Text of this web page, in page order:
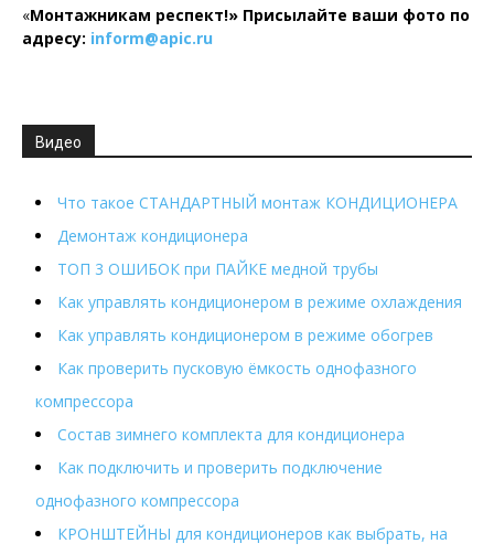
«Монтажникам респект!» Присылайте ваши фото по
адресу: inform@apic.ru
Видео
Что такое СТАНДАРТНЫЙ монтаж КОНДИЦИОНЕРА
Демонтаж кондиционера
ТОП 3 ОШИБОК при ПАЙКЕ медной трубы
Как управлять кондиционером в режиме охлаждения
Как управлять кондиционером в режиме обогрев
Как проверить пусковую ёмкость однофазного
компрессора
Состав зимнего комплекта для кондиционера
Как подключить и проверить подключение
однофазного компрессора
КРОНШТЕЙНЫ для кондиционеров как выбрать, на